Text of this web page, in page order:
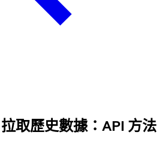
取歷史數據：API 方法